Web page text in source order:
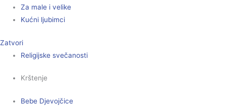
Za male i velike
Kućni ljubimci
Zatvori
Religijske svečanosti
Krštenje
Bebe Djevojčice